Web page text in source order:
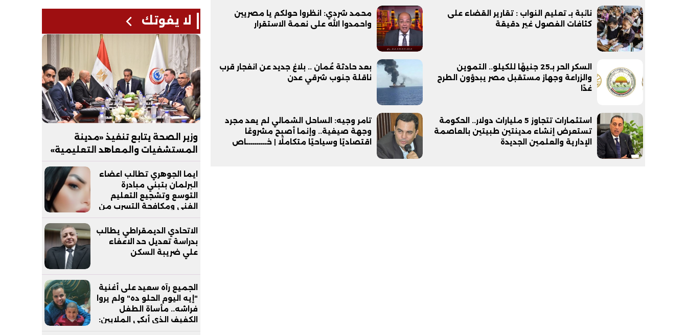
نائبة بـ تعليم النواب : تقارير القضاء على
كثافات الفصول غير دقيقة
محمد شردي: انظروا حولكم يا مصريين
واحمدوا الله على نعمة الاستقرار
السكر الحر بـ25 جنيهًا للكيلو.. التموين
والزراعة وجهاز مستقبل مصر يبدؤون الطرح
غدًا
بعد حادثة عُمان .. بلاغ جديد عن انفجار قرب
ناقلة جنوب شرقي عدن
استثمارات تتجاوز 5 مليارات دولار.. الحكومة
تستعرض إنشاء مدينتين طبيتين بالعاصمة
الإدارية والعلمين الجديدة
تامر وجيه: الساحل الشمالي لم يعد مجرد
وجهة صيفية.. وإنما أصبح مشروعًا
اقتصاديًا وسياحيًا متكاملًا | خــــــــــاص
لا يفوتك
وزير الصحة يتابع تنفيذ «مدينة
المستشفيات والمعاهد التعليمية»
بالعاصمة الجديدة
ايما الجوهري تطالب اعضاء
البرلمان بتبني مبادرة
التوسع وتشجيع التعليم
الفني ومكافحة التسرب من
التعليم
الاتحادي الديمقراطي يطالب
بدراسة تعديل حد الاعفاء
علي ضريبة السكن
الجميع رآه سعيد على أغنية
"إيه اليوم الحلو ده" ولم يروا
فراشه.. مأساة الطفل
الكفيف الذي أبكى الملايين: